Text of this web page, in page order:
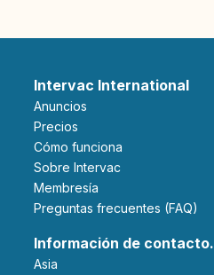
Intervac International
Anuncios
Precios
Cómo funciona
Sobre Intervac
Membresía
Preguntas frecuentes (FAQ)
Información de contacto.
Asia